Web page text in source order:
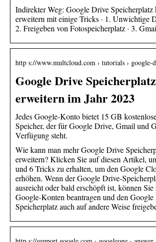
Indirekter Weg: Google Drive Speicherplatz
erweitern mit einige Tricks · 1. Unwichtige
2. Freigeben von Fotospeicherplatz · 3.
http s://www.multcloud.com › tutorials ›
Google Drive
erweitern im Jahr 2023
Jedes Google-Konto bietet 15 GB
Speicher, der für Google Drive, Gmail und
Verfügung steht.
Wie kann man mehr Google Drive
erweitern? Klicken Sie auf diesen Artikel,
und 6 Tricks zu erhalten, um den Google
erhöhen. Wenn der Google Drive-
ausreicht oder bald erschöpft ist, können Sie
Google-Konten beantragen und den
Speicherplatz auch auf andere Weise